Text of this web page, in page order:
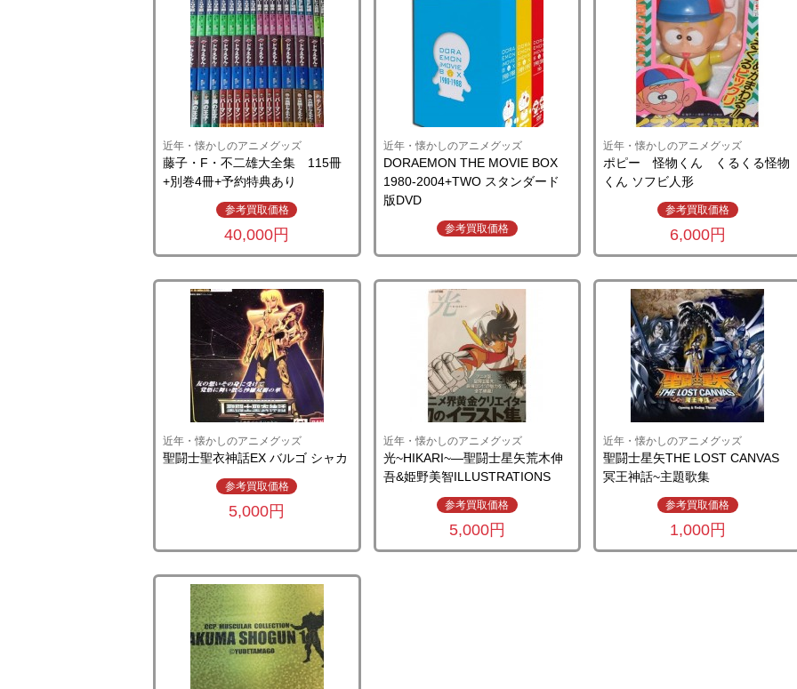
近年・懐かしのアニメグッズ
藤子・F・不二雄大全集 115冊
+別巻4冊+予約特典あり
参考買取価格
40,000円
近年・懐かしのアニメグッズ
DORAEMON THE MOVIE BOX
1980-2004+TWO スタンダード
版DVD
参考買取価格
近年・懐かしのアニメグッズ
ポピー 怪物くん くるくる怪物
くん ソフビ人形
参考買取価格
6,000円
近年・懐かしのアニメグッズ
聖闘士聖衣神話EX バルゴ シャカ
参考買取価格
5,000円
近年・懐かしのアニメグッズ
光~HIKARI~―聖闘士星矢荒木伸
吾&姫野美智ILLUSTRATIONS
参考買取価格
5,000円
近年・懐かしのアニメグッズ
聖闘士星矢THE LOST CANVAS
冥王神話~主題歌集
参考買取価格
1,000円